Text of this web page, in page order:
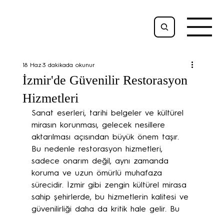
İzmir'de Güvenilir Restorasyon
Hizmetleri
18 Haz3 dakikada okunur
Sanat eserleri, tarihi belgeler ve kültürel
mirasın korunması, gelecek nesillere
aktarılması açısından büyük önem taşır.
Bu nedenle restorasyon hizmetleri,
sadece onarım değil, aynı zamanda
koruma ve uzun ömürlü muhafaza
sürecidir. İzmir gibi zengin kültürel mirasa
sahip şehirlerde, bu hizmetlerin kalitesi ve
güvenilirliği daha da kritik hale gelir. Bu